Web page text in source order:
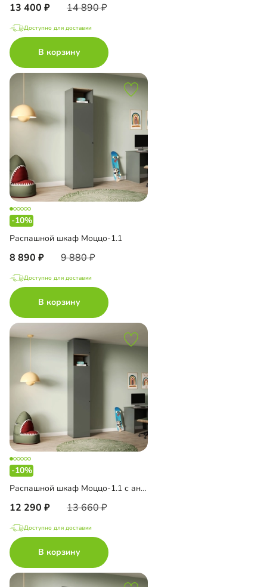
13 400 14 890
Доступно для доставки
В корзину
-10%
Распашной шкаф Моццо-1.1
8 890 9 880
Доступно для доставки
В корзину
-10%
Распашной шкаф Моццо-1.1 с антресолью
12 290 13 660
Доступно для доставки
В корзину